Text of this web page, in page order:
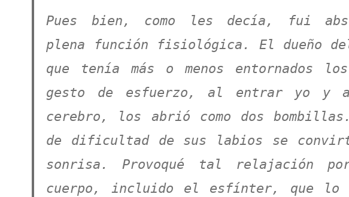
Pues bien, como les decía, fui
plena función fisiológica. El dueño
que tenía más o menos entornados
gesto de esfuerzo, al entrar yo y
cerebro, los abrió como dos bombillas.
de dificultad de sus labios se
sonrisa. Provoqué tal relajación
cuerpo, incluido el esfínter, que lo